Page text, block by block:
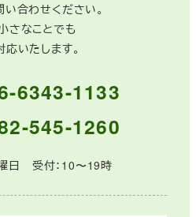
合わせください。
さなことでも
いたします。
6343-1133
545-1260
曜日 受付：10〜19時